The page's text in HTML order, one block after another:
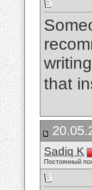
that
Sadiq K
Постоянный